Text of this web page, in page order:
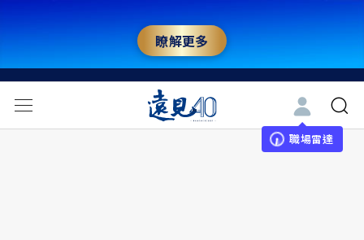
瞭解更多
職場雷達